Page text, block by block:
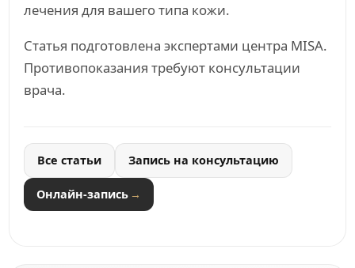
лечения для вашего типа кожи.
Статья подготовлена экспертами центра MISA.
Противопоказания требуют консультации
врача.
Все статьи Запись на консультацию
Онлайн-запись